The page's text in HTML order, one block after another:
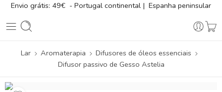
Envio grátis: 49€ - Portugal continental | Espanha peninsular
Lar Aromaterapia
Difusores de óleos essenciais
Difusor passivo de Gesso Astelia